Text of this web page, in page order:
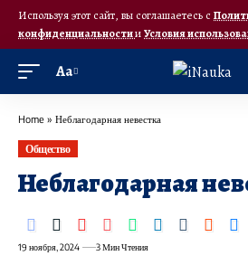
Используя этот сайт, вы соглашаетесь с
конфиденциальностииУсловия
Аа
Home » Неблагодарная невестка
Общество
Неблагодарная
19 ноября, 2024 3 Мин Чтения